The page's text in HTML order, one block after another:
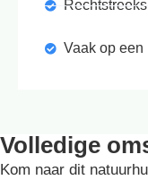
Vaak op
Volledige
Kom naar dit